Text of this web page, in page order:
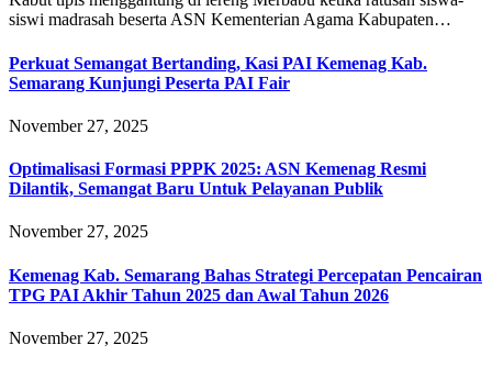
siswi madrasah beserta ASN Kementerian Agama Kabupaten…
Perkuat Semangat Bertanding, Kasi PAI Kemenag Kab.
Semarang Kunjungi Peserta PAI Fair
November 27, 2025
Optimalisasi Formasi PPPK 2025: ASN Kemenag Resmi
Dilantik, Semangat Baru Untuk Pelayanan Publik
November 27, 2025
Kemenag Kab. Semarang Bahas Strategi Percepatan Pencairan
TPG PAI Akhir Tahun 2025 dan Awal Tahun 2026
November 27, 2025